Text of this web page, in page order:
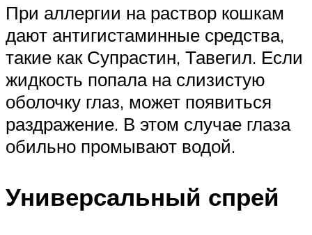
При аллергии на раствор кошкам
дают антигистаминные средства,
такие как Супрастин, Тавегил. Если
жидкость попала на слизистую
оболочку глаз, может появиться
раздражение. В этом случае глаза
обильно промывают водой.
Универсальный спрей